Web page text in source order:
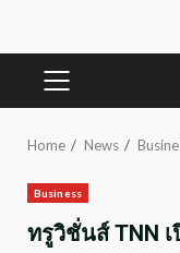
PRIMARY
Home News
Business
ทรูวิชั่นส์ TNN